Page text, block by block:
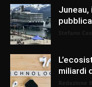
Juneau,
miliardi